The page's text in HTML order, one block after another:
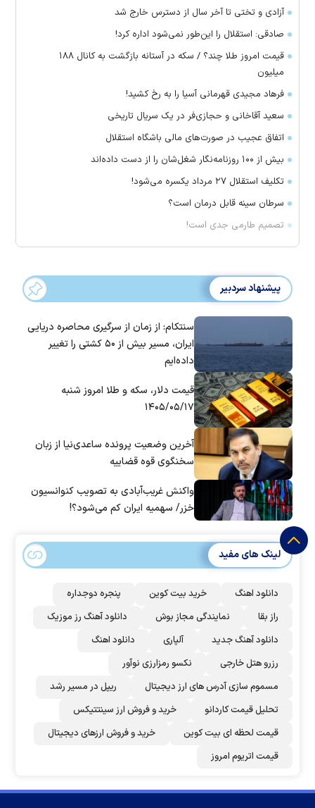
آزادی و تختی تا آخر سال از دسترس خارج شد
صادقی: استقلال را این‌طور نمی‌شود اداره کرد!
قیمت امروز طلا چند؟ / سکه در آستانه بازگشت به کانال ۱۸۸
میلیون
فرهاد مجیدی قهرمانی آسیا را به رخ کشید!
سعید آقاخانی و حجازی‌فر در یک سریال تاریخی
اتفاق عجیب در صورت‌های مالی باشگاه استقلال
بیش از ۱۰۰ روزنامه‌نگار شغل‌شان را از دست داده‌اند
تکلیف استقلال ۲۷ مرداد یکسره می‌شود!
سرطان سینه قابل درمان است؟
تصمیم طارمی جدی است!
پیشنهاد سردبیر
سنتکام: از زمان از سرگیری محاصره دریایی
ایران، مسیر بیش از ۵۰ کشتی را تغییر
داده‌ایم
قیمت دلار، سکه و طلا امروز شنبه
۱۴۰۵/۰۵/۱۷
آخرین وضعیت پرونده ساعدی‌نیا از زبان
سخنگوی قوه قضاییه
واکنش غریب‌آبادی به تصویب کنوانسیون
خزر/ سهمیه ایران کم می‌شود؟!
لینک های مفید
دانلود اهنگ خرید بیت کوین
پنجره دوجداره
راز بقا
نمایندگی مجاز بوش
دانلود آهنگ رز‌ موزیک
دانلود آهنگ جدید
آلپاری
دانلود اهنگ
رزرو هتل خارجی
نکسو رمزارزی نوآور
مسموم سازی آدرس های ارز دیجیتال
ریپل در مسیر رشد
تحلیل قیمت کاردانو
خرید و فروش ارز سینتتیکس
قیمت لحظه ای بیت کوین
خرید و فروش ارزهای دیجیتال
قیمت اتریوم امروز